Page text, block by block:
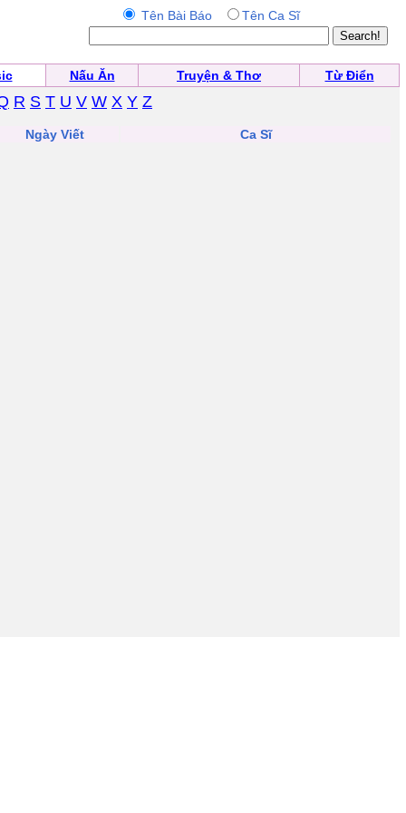
Tên Bài Báo Tên Ca Sĩ
Nấu Ăn Truyện & Thơ Từ Điển
R S T U V W X Y Z
Ngày Viết Ca Sĩ